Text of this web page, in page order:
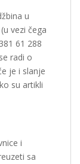
u
vezi čega
61 288
radi o
je i slanje
su artikli
i
sa